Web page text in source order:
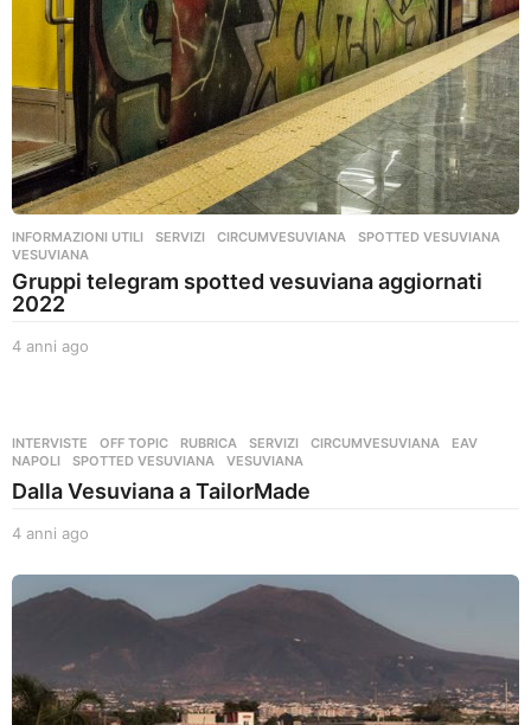
INFORMAZIONI UTILI ,SERVIZI CIRCUMVESUVIANA ,SPOTTED VESUVIANA
VESUVIANA
Gruppi telegram spotted vesuviana aggiornati
2022
4 anni ago
a
o
INTERVISTE ,OFF TOPIC ,RUBRICA ,SERVIZI CIRCUMVESUVIANA ,EAV
NAPOLI
,SPOTTED VESUVIANA ,VESUVIANA
Dalla Vesuviana a TailorMade
4 anni ago
n
n
o